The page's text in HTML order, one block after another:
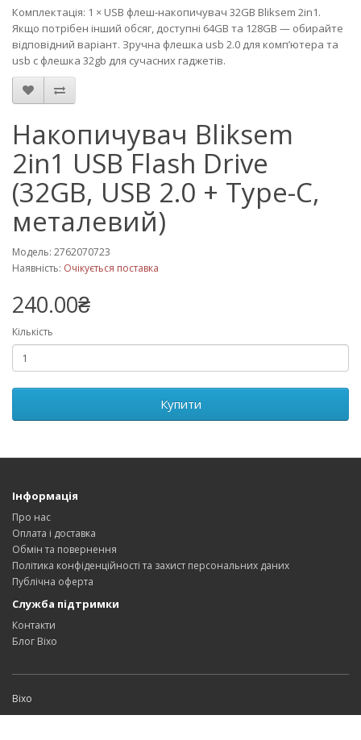
Комплектація: 1 × USB флеш-накопичувач 32GB Bliksem 2in1.
Якщо потрібен інший обсяг, доступні 64GB та 128GB — обирайте
відповідний варіант. Зручна флешка usb 2.0 для комп’ютера та
usb c флешка 32gb для сучасних гаджетів.
Накопичувач Bliksem
2in1 USB Flash Drive
(32GB, USB 2.0 + Type-C,
металевий)
Модель: 2762070723
Наявність: Очікується поставка
240.00₴
Кількість
Купити
Інформація
Про нас
Оплата і доставка
Обмін та повернення
Політика конфіденційності та захист персональних даних
Публічна оферта
Служба підтримки
Контакти
Блог Bixo
Bixo